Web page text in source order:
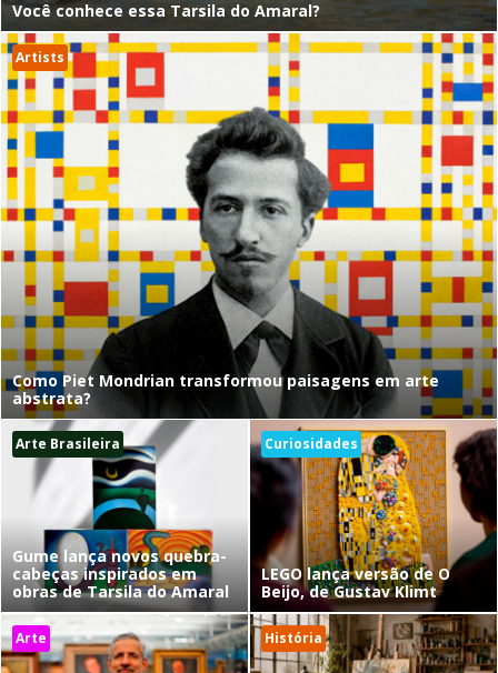
Você conhece essa Tarsila do Amaral?
Artists
Como Piet Mondrian transformou paisagens em arte
abstrata?
Arte Brasileira
Gume lança novos quebra-
cabeças inspirados em
obras de Tarsila do Amaral
Curiosidades
LEGO lança versão de O
Beijo, de Gustav Klimt
Arte História